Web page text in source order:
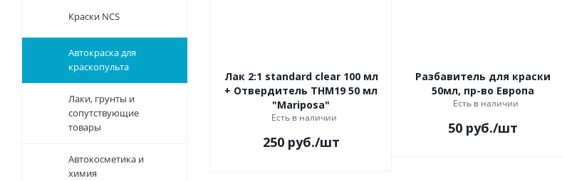
Лак 2:1 standard clear 100 мл
+ Отвердитель THM19 50 мл
"Mariposa"
Есть в наличии
250руб./шт
Разбавитель для краски
50мл, пр-во Европа
Есть в наличии
50руб./шт
Краски NCS
Автокраска для
краскопульта
Лаки, грунты и
сопутствующие
товары
Автокосметика и
химия